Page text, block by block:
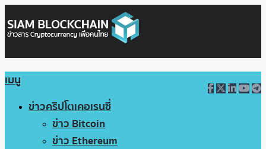
เมนู
ข่าวคริปโตเคอเรนซี่
ข่าว Bitcoin
ข่าว Ethereum